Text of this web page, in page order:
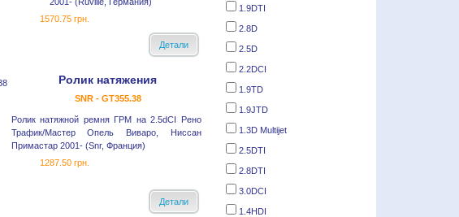
1570.75 грн.
Детали
Ролик натяжения
SNR - GT355.38
Ролик натяжной ремня ГРМ на 2.5dCI Рено
Трафик/Мастер Опель Виваро, Ниссан
Примастар 2001- (Snr, Франция)
1287.50 грн.
Детали
1.9DTI
2.8D
2.5D
2.2DCI
1.9TD
1.9JTD
1.3D Multijet
2.5DTI
2.8DTI
3.0DCI
1.4HDI